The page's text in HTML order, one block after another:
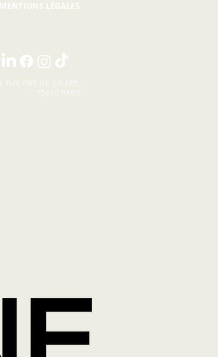
MENTIONS LÉGALES